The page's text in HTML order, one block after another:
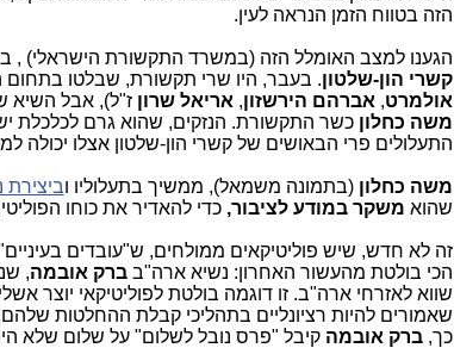
הזה בטווח הזמן הנראה לעין.
הגענו למצב האומלל הזה (במשרד התקשורת הישראלי) ,
קשרי הון-שלטון. בעבר, היו שרי תקשורת, שבלטו בתחום
אולמרט, אברהם הירשזון, אריאל שרוןז"ל), אבל השיא
משה כחלוןכשר התקשורת. הנזקים, שהוא גרם לכלכלת
התעלולים פרי הבאושים של קשרי הון-שלטון אצלו
משה כחלון(בתמונה משמאל), ממשיך בתעלוליו וביצירת
שהוא משקר במודע לציבור,כדי להאדיר את כוחו
זה לא חדש, שיש פוליטיקאים ממולחים, ש"עובדים
הכי בולטת מהעשור האחרון: נשיא ארה"בברק אובמה,
שווא לאזרחי ארה"ב. זו דוגמה בולטת לפוליטיקאי יוצר
שאמורים להיות רציונליים בתהליכי קבלת ההחלטות
כך,ברק אובמה קיבל "פרס נובל לשלום" על שלום שלא